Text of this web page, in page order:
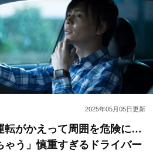
2025年05月05日更新
転がかえって周囲を危険に…
ゃう」慎重すぎるドライバー